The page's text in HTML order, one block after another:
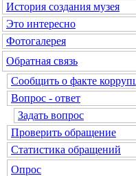
История создания музея
Это интересно
Фотогалерея
Обратная связь
Сообщить о факте
Вопрос - ответ
Задать вопрос
Проверить обращение
Статистика обращений
Опрос